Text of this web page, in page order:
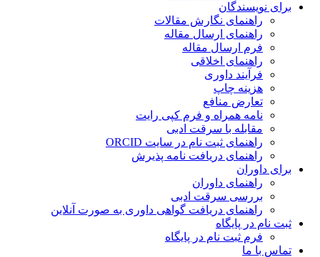
برای نویسندگان
راهنمای نگارش مقالات
راهنمای ارسال مقاله
فرم ارسال مقاله
راهنمای اخلاقی
فرآیند داوری
هزینه چاپ
تعارض منافع
نامه همراه و فرم کپی رایت
مقابله با سرقت ادبی
راهنمای ثبت نام در سایت ORCID
راهنمای دریافت نامه پذیرش
برای داوران
راهنمای داوران
بررسی سرقت ادبی
راهنمای دریافت گواهی داوری به صورت آنلاین
ثبت نام در پایگاه
فرم ثبت نام در پایگاه
تماس با ما